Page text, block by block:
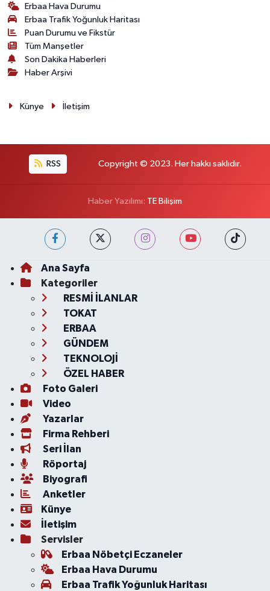
Erbaa Hava Durumu
Erbaa Trafik Yoğunluk Haritası
Puan Durumu ve Fikstür
Tüm Manşetler
Son Dakika Haberleri
Haber Arşivi
Künye İletişim
RSS Copyright © 2023. Her hakkı saklıdır.
Haber Yazılımı: TE Bilişim
Ana Sayfa
Kategoriler
RESMİ İLANLAR
TOKAT
ERBAA
GÜNDEM
TEKNOLOJİ
ÖZEL HABER
Foto Galeri
Video
Yazarlar
Firma Rehberi
Seri İlan
Röportaj
Biyografi
Anketler
Künye
İletişim
Servisler
Erbaa Nöbetçi Eczaneler
Erbaa Hava Durumu
Erbaa Trafik Yoğunluk Haritası